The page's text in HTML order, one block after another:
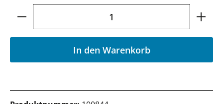
Produkt Anzahl: Gib den gewünschten
In den Warenkorb